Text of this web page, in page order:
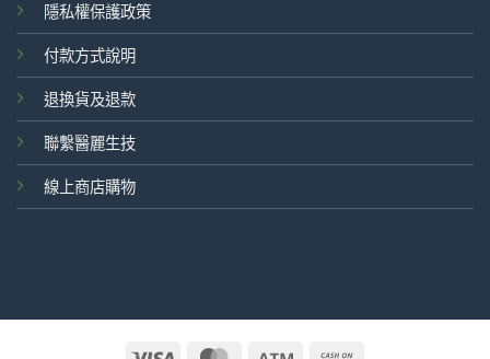
隱私權保護政策
付款方式說明
退換貨及退款
聯繫醫麗生技
線上商店購物